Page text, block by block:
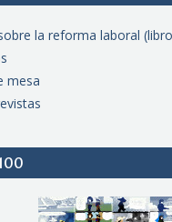
la reforma laboral
mesa